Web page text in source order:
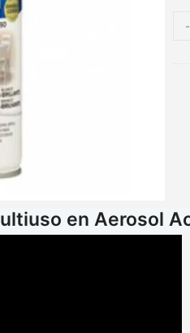
-
en Aerosol